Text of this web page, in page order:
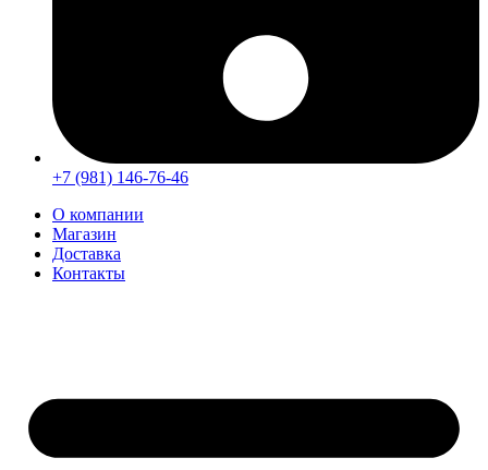
+7 (981) 146-76-46
О компании
Магазин
Доставка
Контакты